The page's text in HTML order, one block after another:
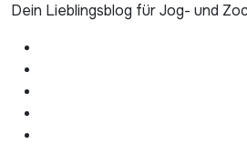
Dein Lieblingsblog für Jog- und